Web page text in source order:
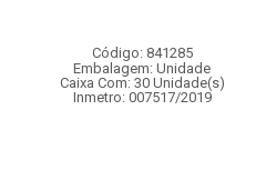
Código: 841285
Embalagem: Unidade
Caixa Com: 30 Unidade(s)
Inmetro: 007517/2019